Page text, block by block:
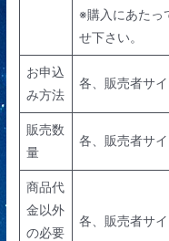
※購入にあたっ
せ下さい。
お申込
み方法
各、販売者サ
販売数
量
各、販売者サ
商品代
金以外
の必要
各、販売者サ